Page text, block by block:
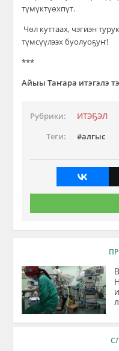
түмүктүөхпүт.
Чөл куттаах, чэгиэн
түмсүүлээх буолуоҕуҥ!
​***
Айыы Таҥара итэгэлэ
Рубрики: ИТЭҔЭЛ
Теги:
алгыс